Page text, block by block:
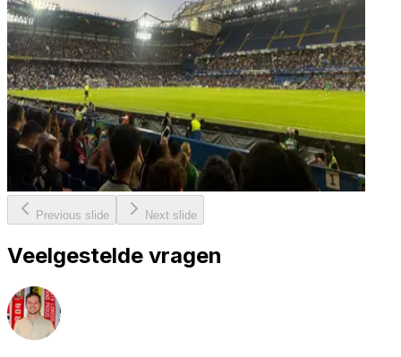
Previous slide Next slide
Veelgestelde vragen